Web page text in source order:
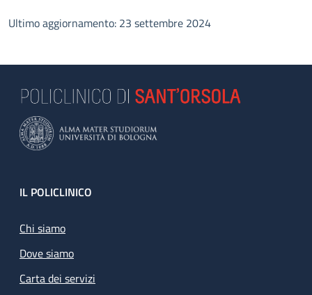
Ultimo aggiornamento: 23 settembre 2024
Footer
IL POLICLINICO
Chi siamo
Dove siamo
Carta dei servizi